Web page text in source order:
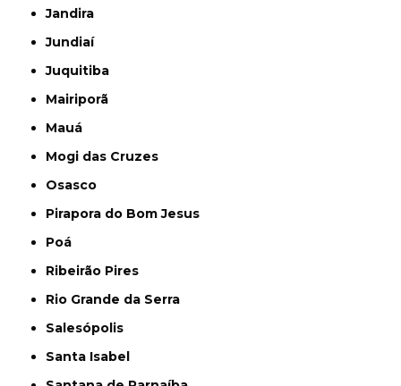
Jandira
Jundiaí
Juquitiba
Mairiporã
Mauá
Mogi das Cruzes
Osasco
Pirapora do Bom Jesus
Poá
Ribeirão Pires
Rio Grande da Serra
Salesópolis
Santa Isabel